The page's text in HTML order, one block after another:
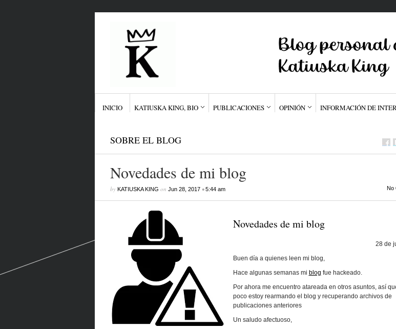
INICIO KATIUSKA KING, BIO PUBLICACIONES OPINIÓN INFORMACIÓN DE
SOBRE EL BLOG
Novedades de mi blog
by KATIUSKA KING on Jun 28, 2017•5:44 am No
Novedades de mi blog
28 de
Buen día a quienes leen mi blog,
Hace algunas semanas mi blog fue hackeado.
Por ahora me encuentro atareada en otros asuntos, así
poco estoy rearmando el blog y recuperando archivos de
publicaciones anteriores
Un saludo afectuoso,